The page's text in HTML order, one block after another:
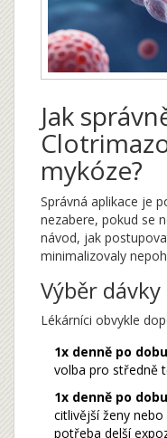
Jak
mykóze?
Správná aplikace je
nezabere, pokud se
návod, jak
minimalizovaly
Výběr dávky
Lékárníci obvykle
1x denně po
volba pro středně
1x denně po
citlivější ženy
potřeba delší